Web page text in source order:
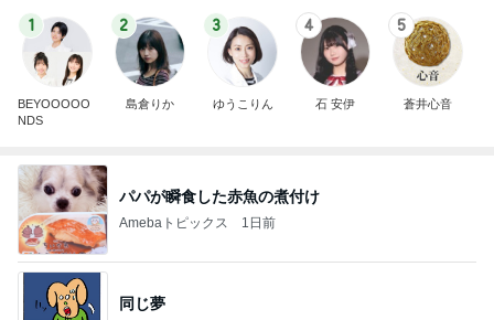
1
BEYOOOOO
NDS
2
島倉りか
3
ゆうこりん
4
石 安伊
5
蒼井心音
パパが瞬食した赤魚の煮付け
Amebaトピックス 1日前
同じ夢